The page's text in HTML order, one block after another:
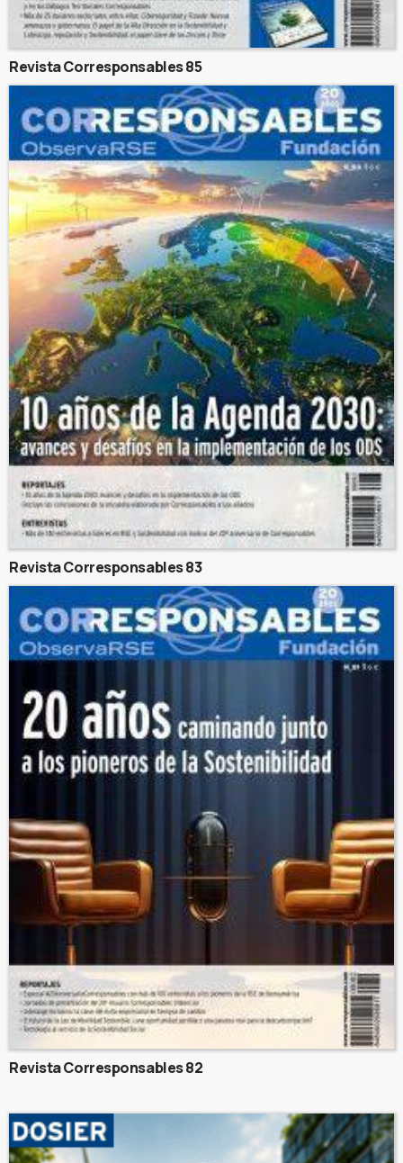
Revista Corresponsables 85
Revista Corresponsables 83
Revista Corresponsables 82